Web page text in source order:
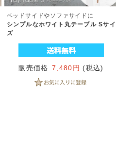
ベッドサイドやソファサイドに
シンプルなホワイト丸テーブル Sサイ
ズ
販売価格 7,480円 (税込)